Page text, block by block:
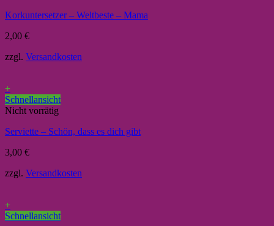
Korkuntersetzer – Weltbeste – Mama
2,00 €
zzgl. Versandkosten
+
Schnellansicht
Nicht vorrätig
Serviette – Schön, dass es dich gibt
3,00 €
zzgl. Versandkosten
+
Schnellansicht